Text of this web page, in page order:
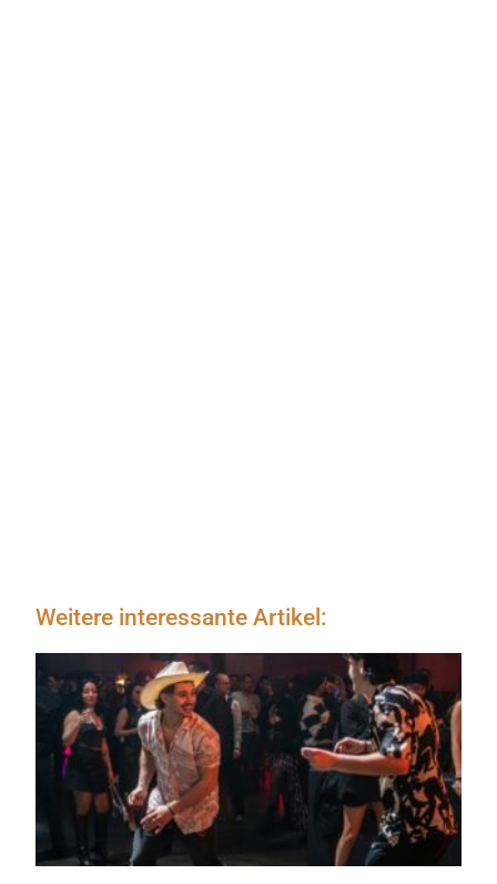
Weitere interessante Artikel: